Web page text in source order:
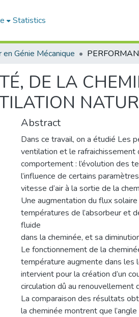
Statistics
en Génie Mécanique
DE LA
Abstract
Dans ce travail, on a étudié Les
ventilation et le rafraichissement
comportement : l’évolution des
l’influence de certains
vitesse d’air à la sortie de la
Une augmentation du flux
températures de l’absorbeur et
fluide
dans la cheminée, et sa
Le fonctionnement de la
température augmente dans les
intervient pour la création d’un
circulation dû au renouvellement
La comparaison des résultats
la cheminée montrent que